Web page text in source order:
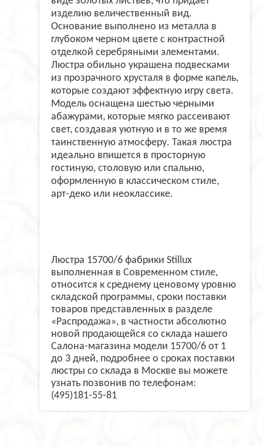
изделию величественный вид.
Основание выполнено из металла в
глубоком черном цвете с контрастной
отделкой серебряными элементами.
Люстра обильно украшена подвесками
из прозрачного хрусталя в форме капель,
которые создают эффектную игру света.
Модель оснащена шестью черными
абажурами, которые мягко рассеивают
свет, создавая уютную и в то же время
таинственную атмосферу. Такая люстра
идеально впишется в просторную
гостиную, столовую или спальню,
оформленную в классическом стиле,
арт-деко или неоклассике.
Люстра 15700/6 фабрики Stillux
выполненная в Современном стиле,
относится к среднему ценовому уровню
складской программы, сроки поставки
товаров представленных в разделе
«Распродажа», в частности абсолютно
новой продающейся со склада нашего
Салона-магазина модели 15700/6 от 1
до 3 дней, подробнее о сроках поставки
люстры со склада в Москве вы можете
узнать позвонив по телефонам:
(495)181-55-81